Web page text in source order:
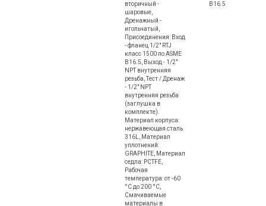
вторичный -
шаровые,
Дренажный -
игольчатый,
Присоединения: Вход
- фланец 1/2" RTJ
класс 1500 по ASME
B16.5, Выход - 1/2"
NPT внутренняя
резьба, Тест / Дренаж
- 1/2" NPT
внутренняя резьба
(заглушка в
комплекте).
Материал корпуса:
нержавеющая сталь
316L, Материал
уплотнений:
GRAPHITE, Материал
седла: PCTFE,
Рабочая
температура: от -60
°С до 200 °С,
Смачиваемые
материалы в
B16.5